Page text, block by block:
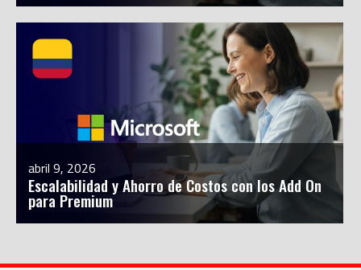
abril 9, 2026
Escalabilidad y Ahorro de Costos con los Add On
para Premium